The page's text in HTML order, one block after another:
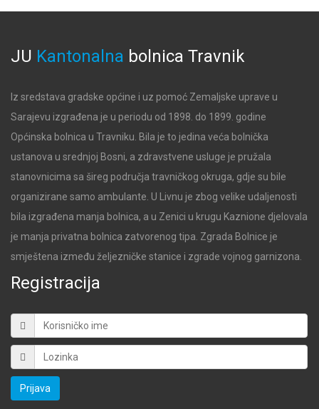
JU Kantonalna bolnica Travnik
Iz sredstava gradske općine i uz pomoć Zemaljske uprave u
Sarajevu izgrađena je u periodu od 1898. do 1899. godine
Općinska bolnica u Travniku. Bila je to jedina veća bolnička
ustanova u srednjoj Bosni, a zdravstvene usluge je pružala
stanovnicima sa šireg područja travničkog okruga, gdje su bile
organizirane samo ambulante. U Livnu je zbog velike udaljenosti
bila izgrađena manja bolnica, a u Zenici u krugu Kaznione djelovala
je manja privatna bolnica zatvorenog tipa. Zgrada Bolnice je
smještena između željezničke stanice i zgrade vojnog garnizona.
Registracija
Prijava